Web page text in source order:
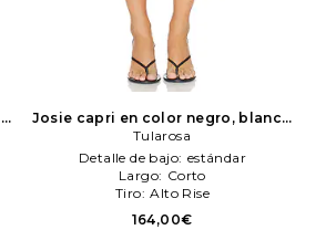
Josie capri en color negro, blanco
Tularosa
Tularosa
Detalle de bajo: estándar
Largo: Corto
Tiro: Alto Rise
164,00€